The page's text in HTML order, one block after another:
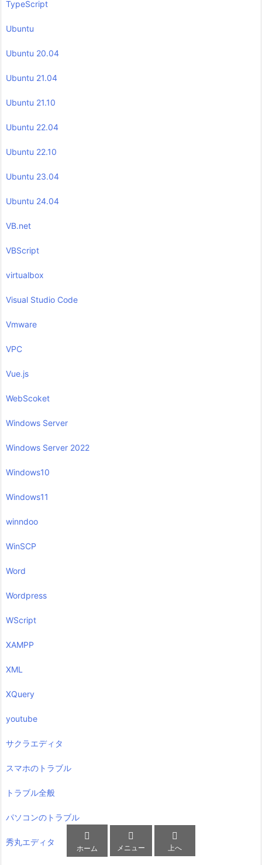
TypeScript
Ubuntu
Ubuntu 20.04
Ubuntu 21.04
Ubuntu 21.10
Ubuntu 22.04
Ubuntu 22.10
Ubuntu 23.04
Ubuntu 24.04
VB.net
VBScript
virtualbox
Visual Studio Code
Vmware
VPC
Vue.js
WebScoket
Windows Server
Windows Server 2022
Windows10
Windows11
winndoo
WinSCP
Word
Wordpress
WScript
XAMPP
XML
XQuery
youtube
サクラエディタ
スマホのトラブル
トラブル全般
パソコンのトラブル
秀丸エディタ

ホーム

メニュー

上へ